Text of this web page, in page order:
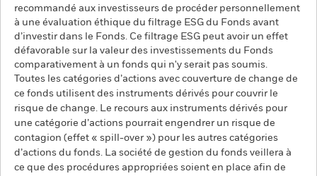
recommandé aux investisseurs de procéder personnellement
à une évaluation éthique du filtrage ESG du Fonds avant
d’investir dans le Fonds. Ce filtrage ESG peut avoir un effet
défavorable sur la valeur des investissements du Fonds
comparativement à un fonds qui n'y serait pas soumis.
Toutes les catégories d’actions avec couverture de change de
ce fonds utilisent des instruments dérivés pour couvrir le
risque de change. Le recours aux instruments dérivés pour
une catégorie d’actions pourrait engendrer un risque de
contagion (effet « spill-over ») pour les autres catégories
d’actions du fonds. La société de gestion du fonds veillera à
ce que des procédures appropriées soient en place afin de